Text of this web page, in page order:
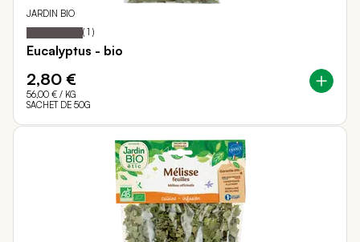
JARDIN BIO
Notation: 100
% of
( 1 )
Eucalyptus - bio
2,80 €
56,00 € / KG
SACHET DE 50G